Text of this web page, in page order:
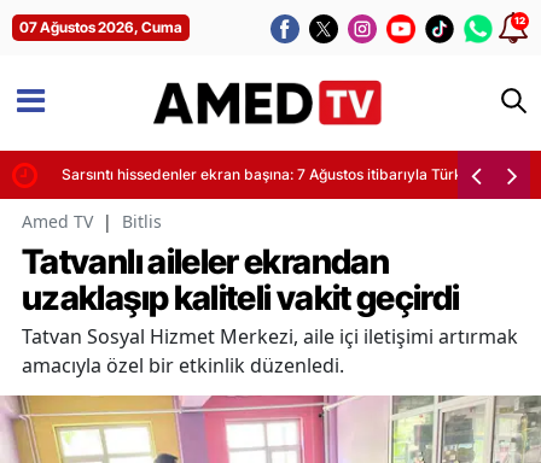
07 Ağustos 2026, Cuma 12
Sarsıntı hissedenler ekran başına: 7 Ağustos itibarıyla Türkiye'de son
Amed TV | Bitlis
Tatvanlı aileler ekrandan
uzaklaşıp kaliteli vakit geçirdi
Tatvan Sosyal Hizmet Merkezi, aile içi iletişimi artırmak
amacıyla özel bir etkinlik düzenledi.